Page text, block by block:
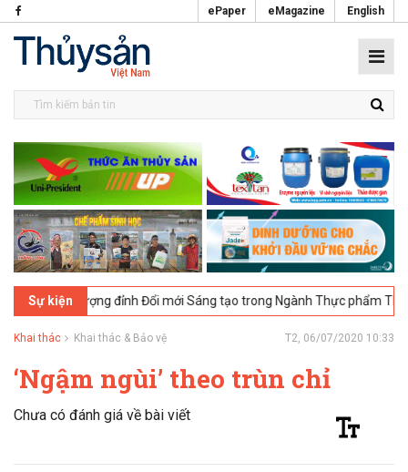
ePaper eMagazine English
Sự kiện
Thượng đỉnh Đổi mới Sáng tạo trong Ngành Thực phẩm Thủy sản
Khai thác Khai thác & Bảo vệ T2, 06/07/2020 10:33
‘Ngậm ngùi’ theo trùn chỉ
Chưa có đánh giá về bài viết